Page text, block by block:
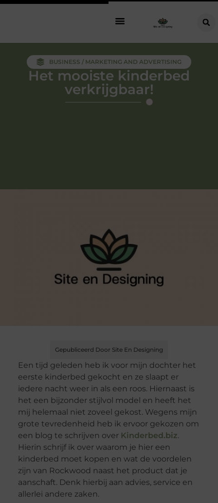
BUSINESS / MARKETING AND ADVERTISING
Het mooiste kinderbed
verkrijgbaar!
Gepubliceerd Door Site En Designing
Een tijd geleden heb ik voor mijn dochter het
eerste kinderbed gekocht en ze slaapt er
iedere nacht weer in als een roos. Hiernaast is
het een bijzonder stijlvol model en heeft het
mij helemaal niet zoveel gekost. Wegens mijn
grote tevredenheid heb ik ervoor gekozen om
een blog te schrijven over Kinderbed.biz.
Hierin schrijf ik over waarom je hier een
kinderbed moet kopen en wat de voordelen
zijn van Rockwood naast het product dat je
aanschaft. Denk hierbij aan advies, service en
allerlei andere zaken.